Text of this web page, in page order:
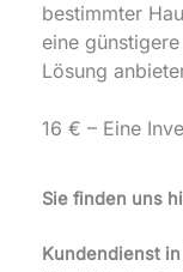
bestimmter
eine
Lösung
16 € – Eine
Sie finden uns
Kundendienst